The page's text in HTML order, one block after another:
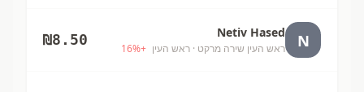
N
Netiv Hased
ראש העין שירה מרקט · ראש העין +
16%
₪8.50